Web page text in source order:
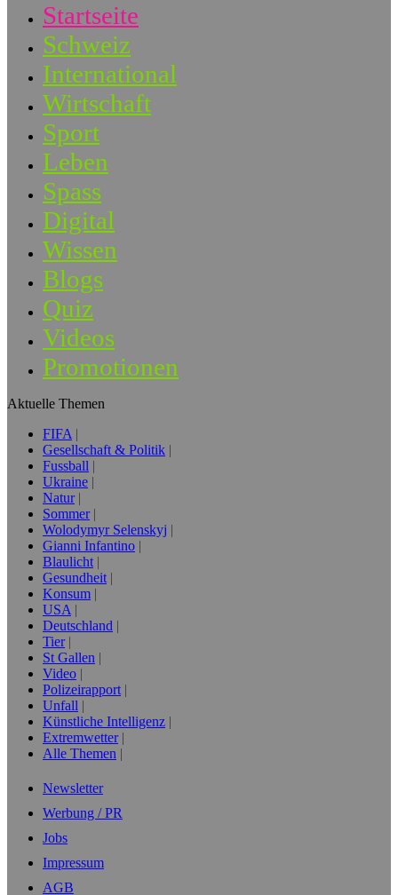
Startseite
Schweiz
International
Wirtschaft
Sport
Leben
Spass
Digital
Wissen
Blogs
Quiz
Videos
Promotionen
Aktuelle Themen
FIFA
Gesellschaft & Politik
Fussball
Ukraine
Natur
Sommer
Wolodymyr Selenskyj
Gianni Infantino
Blaulicht
Gesundheit
Konsum
USA
Deutschland
Tier
St Gallen
Video
Polizeirapport
Unfall
Künstliche Intelligenz
Extremwetter
Alle Themen
Newsletter
Werbung / PR
Jobs
Impressum
AGB